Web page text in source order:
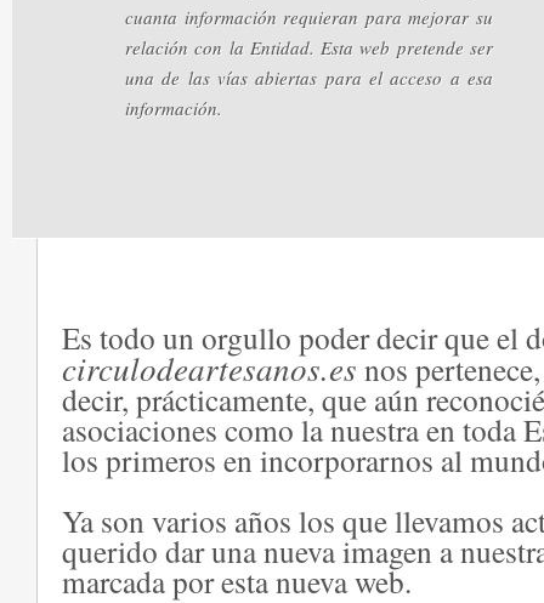
cuanta información requieran para mejorar su
relación con la Entidad. Esta web pretende ser
una de las vías abiertas para el acceso a esa
información.
Es todo un orgullo poder decir que el
circulodeartesanos.es nos
decir, prácticamente, que aún
asociaciones como la nuestra en toda
los primeros en incorporarnos al
Ya son varios años los que llevamos
querido dar una nueva imagen a
marcada por esta nueva web.